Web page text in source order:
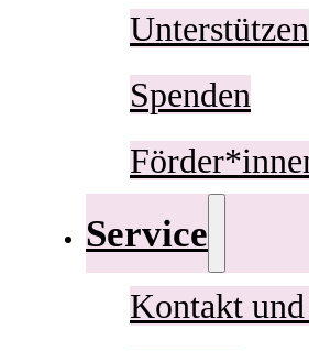
Unterstützen
Spenden
Service
Kontakt